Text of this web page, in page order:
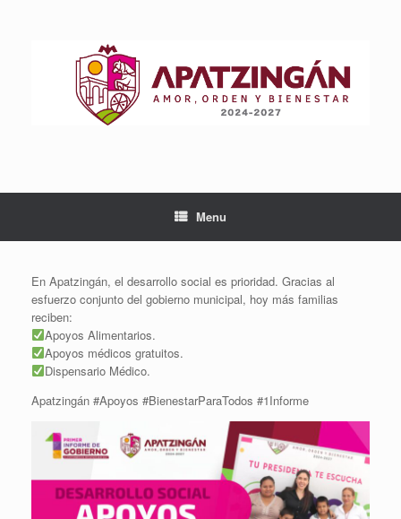
Menu
En Apatzingán, el desarrollo social es prioridad. Gracias al
esfuerzo conjunto del gobierno municipal, hoy más familias
reciben:
Apoyos Alimentarios.
Apoyos médicos gratuitos.
Dispensario Médico.
Apatzingán #Apoyos #BienestarParaTodos #1Informe